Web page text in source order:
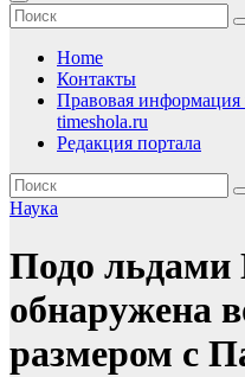
Home
Контакты
Правовая информация
timeshola.ru
Редакция портала
Наука
Подо льдами
обнаружена
размером с